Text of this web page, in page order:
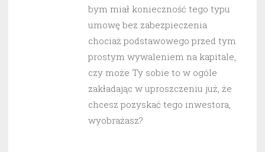
bym miał konieczność tego typu
umowę bez zabezpieczenia
chociaż podstawowego przed tym
prostym wywaleniem na kapitale,
czy może Ty sobie to w ogóle
zakładając w uproszczeniu już, że
chcesz pozyskać tego inwestora,
wyobrażasz?